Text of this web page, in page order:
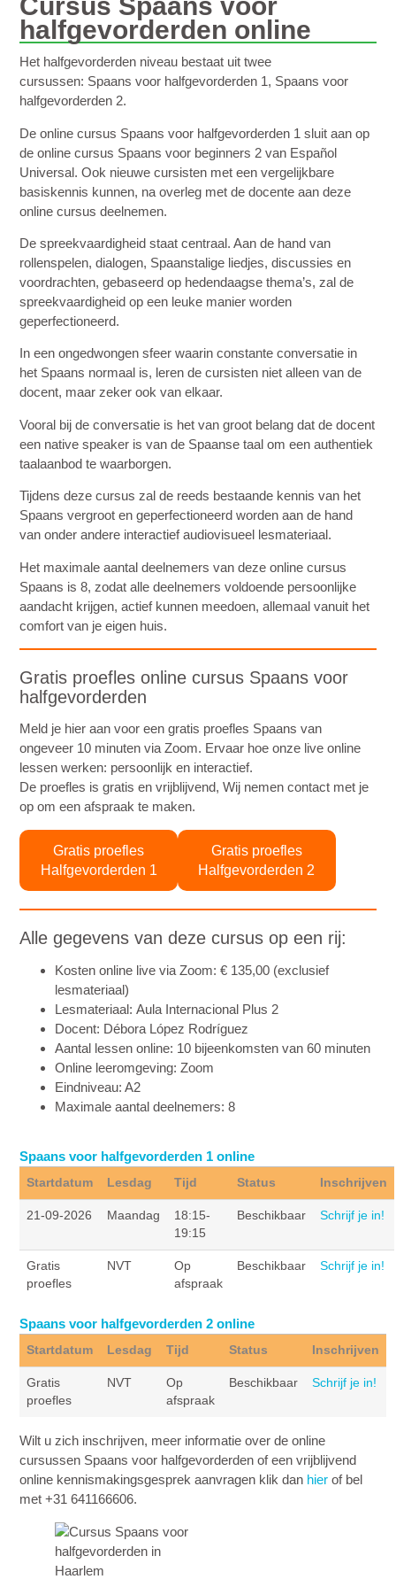
Cursus Spaans voor
halfgevorderden online
Het halfgevorderden niveau bestaat uit twee
cursussen: Spaans voor halfgevorderden 1, Spaans voor
halfgevorderden 2.
De online cursus Spaans voor halfgevorderden 1 sluit aan op
de online cursus Spaans voor beginners 2 van Español
Universal. Ook nieuwe cursisten met een vergelijkbare
basiskennis kunnen, na overleg met de docente aan deze
online cursus deelnemen.
De spreekvaardigheid staat centraal. Aan de hand van
rollenspelen, dialogen, Spaanstalige liedjes, discussies en
voordrachten, gebaseerd op hedendaagse thema’s, zal de
spreekvaardigheid op een leuke manier worden
geperfectioneerd.
In een ongedwongen sfeer waarin constante conversatie in
het Spaans normaal is, leren de cursisten niet alleen van de
docent, maar zeker ook van elkaar.
Vooral bij de conversatie is het van groot belang dat de docent
een native speaker is van de Spaanse taal om een authentiek
taalaanbod te waarborgen.
Tijdens deze cursus zal de reeds bestaande kennis van het
Spaans vergroot en geperfectioneerd worden aan de hand
van onder andere interactief audiovisueel lesmateriaal.
Het maximale aantal deelnemers van deze online cursus
Spaans is 8, zodat alle deelnemers voldoende persoonlijke
aandacht krijgen, actief kunnen meedoen, allemaal vanuit het
comfort van je eigen huis.
Gratis proefles online cursus Spaans voor
halfgevorderden
Meld je hier aan voor een gratis proefles Spaans van
ongeveer 10 minuten via Zoom. Ervaar hoe onze live online
lessen werken: persoonlijk en interactief.
De proefles is gratis en vrijblijvend, Wij nemen contact met je
op om een afspraak te maken.
Gratis proefles
Halfgevorderden 1
Gratis proefles
Halfgevorderden 2
Alle gegevens van deze cursus op een rij:
Kosten online live via Zoom: € 135,00 (exclusief
lesmateriaal)
Lesmateriaal: Aula Internacional Plus 2
Docent: Débora López Rodríguez
Aantal lessen online: 10 bijeenkomsten van 60 minuten
Online leeromgeving:Zoom
Eindniveau: A2
Maximale aantal deelnemers: 8
Spaans voor halfgevorderden 1 online
Startdatum Lesdag Tijd Status Inschrijven
21-09-2026 Maandag
18:15-
19:15
Beschikbaar Schrijf je in!
Gratis
proefles
NVT
Op
afspraak
Beschikbaar Schrijf je in!
Spaans voor halfgevorderden 2 online
Startdatum Lesdag Tijd Status Inschrijven
Gratis
proefles
NVT
Op
afspraak
Beschikbaar Schrijf je in!
Wilt u zich inschrijven, meer informatie over de online
cursussen Spaans voor halfgevorderden of een vrijblijvend
online kennismakingsgesprek aanvragen klik dan hier of bel
met +31 641166606.